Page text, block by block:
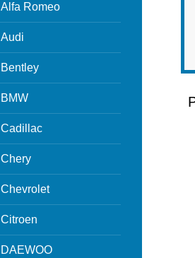
Alfa Romeo
Audi
Bentley
BMW
Cadillac
Chery
Chevrolet
Citroen
DAEWOO